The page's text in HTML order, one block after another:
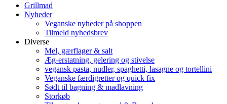
Grillmad
Nyheder
Veganske nyheder på shoppen
Tilmeld nyhedsbrev
Diverse
Mel, gærflager & salt
Æg-erstatning, gelering og stivelse
vegansk pasta, nudler, spaghetti, lasagne og tortellini
Veganske færdigretter og quick fix
Sødt til bagning & madlavning
Storkøb